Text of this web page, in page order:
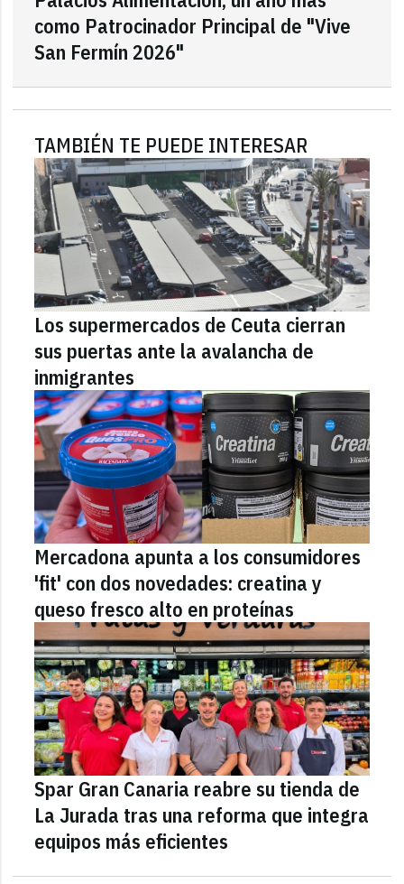
como Patrocinador Principal de "Vive
San Fermín 2026"
TAMBIÉN TE PUEDE INTERESAR
Los supermercados de Ceuta cierran
sus puertas ante la avalancha de
inmigrantes
Mercadona apunta a los consumidores
'fit' con dos novedades: creatina y
queso fresco alto en proteínas
Spar Gran Canaria reabre su tienda de
La Jurada tras una reforma que integra
equipos más eficientes